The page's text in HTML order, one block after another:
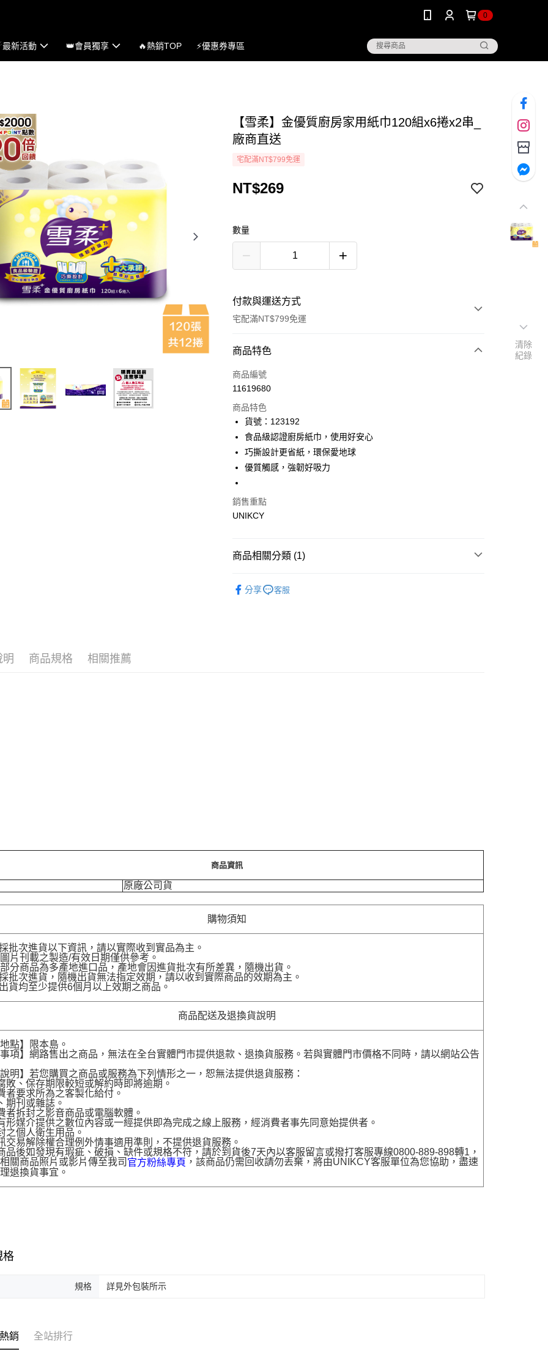
0
新活動 👑會員獨享 🔥熱銷TOP ⚡優惠券專區
【雪柔】金優質廚房家用紙巾120組x6捲x2串_
廠商直送
宅配滿NT$799免運
NT$269
數量
付款與運送方式
宅配滿NT$799免運
付款方式
icash Pay
LINE Pay
Apple Pay
街口支付
悠遊付
Google Pay
每筆NT$100，滿NT$799(含以上)免運費
商品特色
商品編號
11619680
商品特色
貨號：123192
食品級認證廚房紙巾，使用好安心
巧撕設計更省紙，環保愛地球
優質觸感，強韌好吸力
銷售重點
UNIKCY
商品相關分類 (1)
分享
客服
明 商品規格 相關推薦
商品資訊
原廠公司貨
購物須知
批次進貨以下資訊，請以實際收到實品為主。
刊載之製造/有效日期僅供參考。
商品為多產地進口品，產地會因進貨批次有所差異，隨機出貨。
批次進貨，隨機出貨無法指定效期，請以收到實際商品的效期為主。
貨均至少提供6個月以上效期之商品。
商品配送及退換貨說明
點】限本島。
項】網路售出之商品，無法在全台實體門市提供退款、退換貨服務。若與實體門市價格不同時，請以網站公告
明】若您購買之商品或服務為下列情形之一，恕無法提供退貨服務：
敗、保存期限較短或解約時即將逾期。
者要求所為之客製化給付。
期刊或雜誌。
者拆封之影音商品或電腦軟體。
形媒介提供之數位內容或一經提供即為完成之線上服務，經消費者事先同意始提供者。
之個人衛生用品。
交易解除權合理例外情事適用準則，不提供退貨服務。
品後如發現有瑕疵、破損、缺件或規格不符，請於到貨後7天內以客服留言或撥打客服專線0800-889-898轉1，
關商品照片或影片傳至我司 官方粉絲專頁 ，該商品仍需回收請勿丟棄，將由UNIKCY客服單位為您協助，盡速
退換貨事宜。
格
規格 詳見外包裝所示
銷 全站排行
清除
紀錄